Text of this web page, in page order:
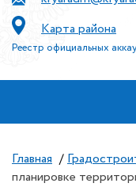
Карта района
Реестр официальных
Главная /
планировке